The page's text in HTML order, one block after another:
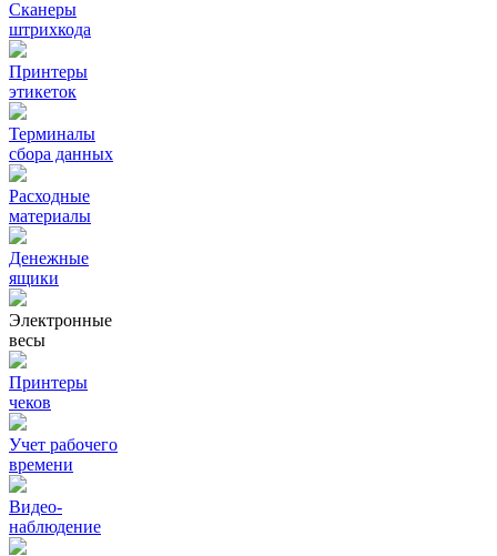
Сканеры
штрихкода
Принтеры
этикеток
Терминалы
сбора данных
Расходные
материалы
Денежные
ящики
Электронные
весы
Принтеры
чеков
Учет рабочего
времени
Видео‑
наблюдение